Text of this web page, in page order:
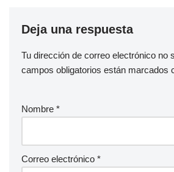
Deja una respuesta
Tu dirección de correo electrónico no
campos obligatorios están marcados
Nombre *
Correo electrónico *